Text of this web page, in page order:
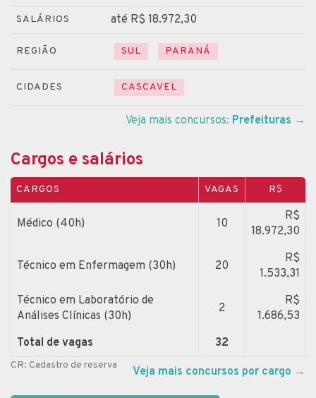
SALÁRIOS até R$ 18.972,30
REGIÃO SUL PARANÁ
CIDADES CASCAVEL
Veja mais concursos: Prefeituras →
Cargos e salários
CARGOS VAGAS R$
Médico (40h) 10
R$
18.972,30
Técnico em Enfermagem (30h) 20
R$
1.533,31
Técnico em Laboratório de
Análises Clínicas (30h)
2
R$
1.686,53
Total de vagas
32
CR: Cadastro de reserva Veja mais concursos por cargo →